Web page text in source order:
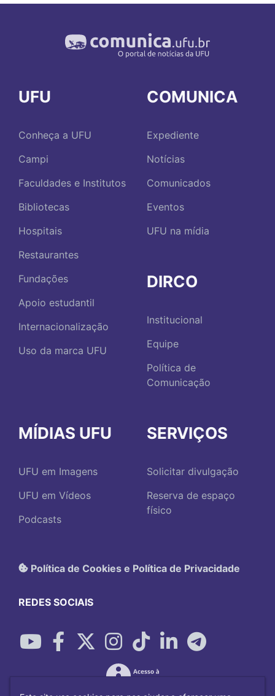
UFU
Conheça a UFU
Campi
Faculdades e Institutos
Bibliotecas
Hospitais
Restaurantes
Fundações
Apoio estudantil
Internacionalização
Uso da marca UFU
COMUNICA
Expediente
Notícias
Comunicados
Eventos
UFU na mídia
DIRCO
Institucional
Equipe
Política de
Comunicação
MÍDIAS UFU
UFU em Imagens
UFU em Vídeos
Podcasts
SERVIÇOS
Solicitar divulgação
Reserva de espaço
físico
Política de Cookies e Política de Privacidade
REDES SOCIAIS